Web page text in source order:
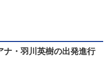
ナ・羽川英樹の出発進行